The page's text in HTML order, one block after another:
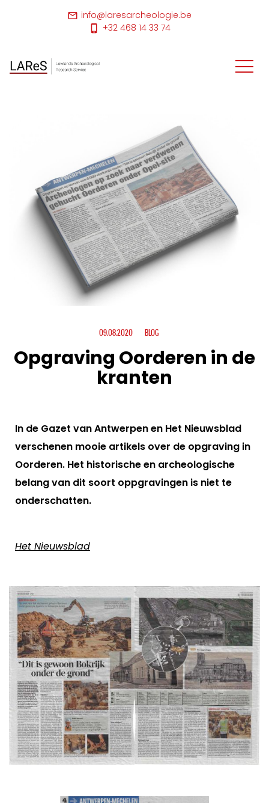
info@laresarcheologie.be
+32 468 14 33 74
09.08.2020 BLOG
Opgraving Oorderen in de
kranten
In de Gazet van Antwerpen en Het Nieuwsblad
verschenen mooie artikels over de opgraving in
Oorderen. Het historische en archeologische
belang van dit soort oppgravingen is niet te
onderschatten.
Het Nieuwsblad